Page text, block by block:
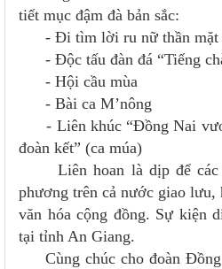
tiết mục đậm đà bản sắc:
- Đi tìm lời ru nữ thần mặt
- Độc tấu đàn đá “Tiếng
- Hội cầu mùa
- Bài ca M’nông
- Liên khúc “Đồng Nai
đoàn kết” (ca múa)
Liên hoan là dịp để các
phương trên cả nước giao
văn hóa cộng đồng. Sự kiện
tại tỉnh An Giang.
Cùng chúc cho đoàn Đồng